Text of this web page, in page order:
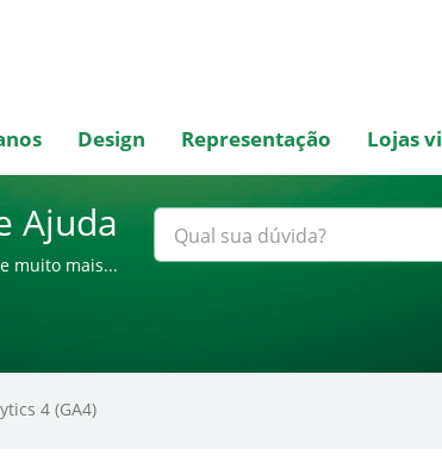
Design Representação Lojas
Ajuda
muito mais...
4 (GA4)